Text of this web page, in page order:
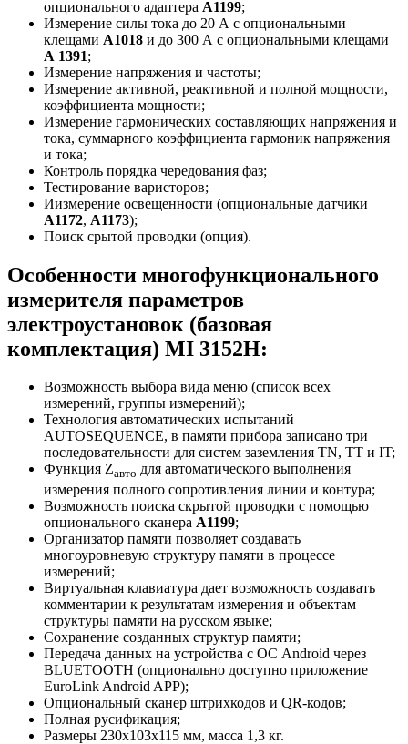
опционального адаптера А1199;
Измерение силы тока до 20 А с опциональными
клещами А1018 и до 300 А с опциональными клещами
А 1391;
Измерение напряжения и частоты;
Измерение активной, реактивной и полной мощности,
коэффициента мощности;
Измерение гармонических составляющих напряжения и
тока, суммарного коэффициента гармоник напряжения
и тока;
Контроль порядка чередования фаз;
Тестирование варисторов;
Иизмерение освещенности (опциональные датчики
А1172, А1173);
Поиск срытой проводки (опция).
Особенности многофункционального
измерителя параметров
электроустановок (базовая
комплектация) MI 3152H:
Возможность выбора вида меню (список всех
измерений, группы измерений);
Технология автоматических испытаний
AUTOSEQUENCE, в памяти прибора записано три
последовательности для систем заземления TN, TT и IT;
Функция Zавто для автоматического выполнения
измерения полного сопротивления линии и контура;
Возможность поиска скрытой проводки с помощью
опционального сканера А1199;
Организатор памяти позволяет создавать
многоуровневую структуру памяти в процессе
измерений;
Виртуальная клавиатура дает возможность создавать
комментарии к результатам измерения и объектам
структуры памяти на русском языке;
Сохранение созданных структур памяти;
Передача данных на устройства с ОС Android через
BLUETOOTH (опционально доступно приложение
EuroLink Android APP);
Опциональный сканер штрихкодов и QR-кодов;
Полная русификация;
Размеры 230х103х115 мм, масса 1,3 кг.